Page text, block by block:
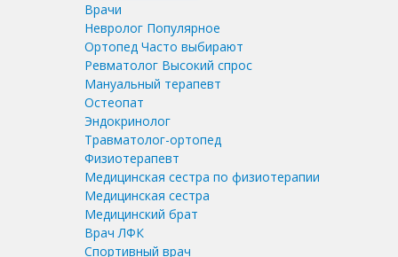
Врачи
Невролог Популярное
Ортопед Часто выбирают
Ревматолог Высокий спрос
Мануальный терапевт
Остеопат
Эндокринолог
Травматолог-ортопед
Физиотерапевт
Медицинская сестра по физиотерапии
Медицинская сестра
Медицинский брат
Врач ЛФК
Спортивный врач